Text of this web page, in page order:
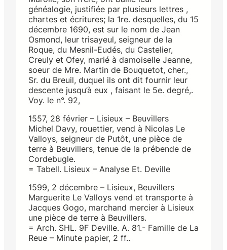
généalogie, justifiée par plusieurs lettres ,
chartes et écritures; la 1re. desquelles, du 15
décembre 1690, est sur le nom de Jean
Osmond, leur trisayeul, seigneur de la
Roque, du Mesnil-Eudés, du Castelier,
Creuly et Ofey, marié à damoiselle Jeanne,
soeur de Mre. Martin de Bouquetot, cher.,
Sr. du Breuil, duquel ils ont dit fournir leur
descente jusqu’à eux , faisant le 5e. degré,.
Voy. le n°. 92,
1557, 28 février – Lisieux – Beuvillers
Michel Davy, rouettier, vend à Nicolas Le
Valloys, seigneur de Putôt, une pièce de
terre à Beuvillers, tenue de la prébende de
Cordebugle.
= Tabell. Lisieux – Analyse Et. Deville
1599, 2 décembre – Lisieux, Beuvillers
Marguerite Le Valloys vend et transporte à
Jacques Gogo, marchand mercier à Lisieux
une pièce de terre à Beuvillers.
= Arch. SHL. 9F Deville. A. 81.- Famille de La
Reue – Minute papier, 2 ff..